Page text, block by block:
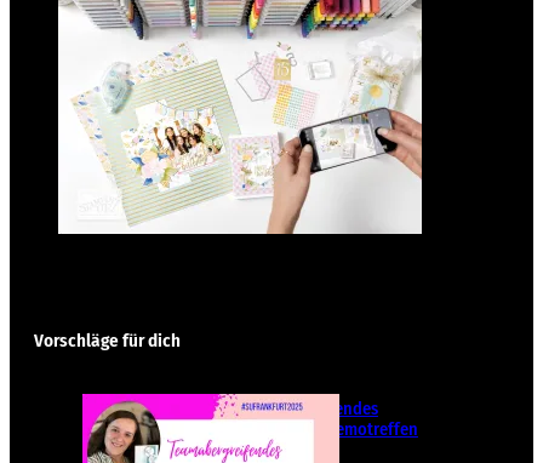
21. Januar 2025
Vorschläge für dich
Teamübergreifendes
Stampin‘ Up! Demotreffen
– Sei dabei!